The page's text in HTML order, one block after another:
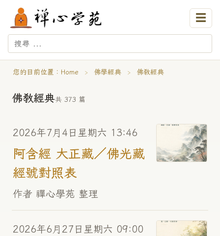
☰
您的目前位置： Home › 佛學經典 › 佛教經典
佛教經典共 373 篇
2026年7月4日星期六 13:46
阿含經 大正藏／佛光藏
經號對照表
作者 禪心學苑 整理
2026年6月27日星期六 09:00